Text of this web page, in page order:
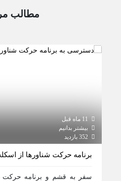
مطالب
بیشتر بدانیم
برنامه حرکت شناورها از
سفر به قشم و برنامه حرکت